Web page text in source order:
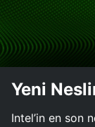
Yeni
Intel’in en son